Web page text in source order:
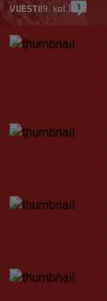
VIJESTI 9. kol. 1